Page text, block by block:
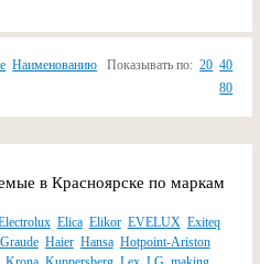
Наименованию Показывать по: 20 40
80
в Красноярске по маркам
Elica Elikor EVELUX Exiteq
Graude Haier Hansa Hotpoint-Ariston